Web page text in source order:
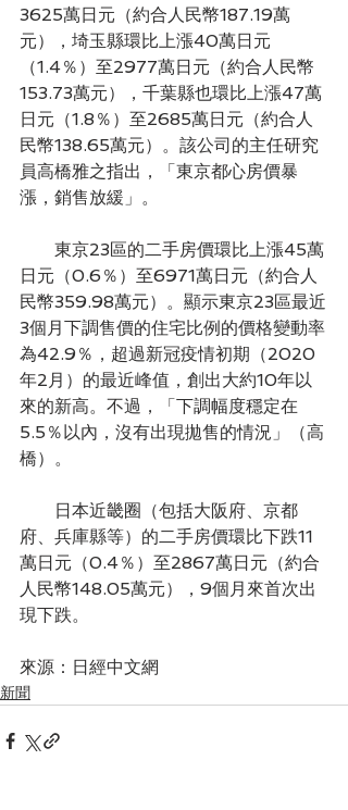
3625萬日元（約合人民幣187.19萬
元），埼玉縣環比上漲40萬日元
（1.4％）至2977萬日元（約合人民幣
153.73萬元），千葉縣也環比上漲47萬
日元（1.8％）至2685萬日元（約合人
民幣138.65萬元）。該公司的主任研究
員高橋雅之指出，「東京都心房價暴
漲，銷售放緩」。
東京23區的二手房價環比上漲45萬
日元（0.6％）至6971萬日元（約合人
民幣359.98萬元）。顯示東京23區最近
3個月下調售價的住宅比例的價格變動率
為42.9％，超過新冠疫情初期（2020
年2月）的最近峰值，創出大約10年以
來的新高。不過，「下調幅度穩定在
5.5％以內，沒有出現拋售的情況」（高
橋）。
日本近畿圈（包括大阪府、京都
府、兵庫縣等）的二手房價環比下跌11
萬日元（0.4％）至2867萬日元（約合
人民幣148.05萬元），9個月來首次出
現下跌。
來源：日經中文網
新聞